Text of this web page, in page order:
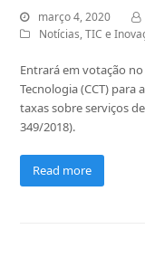
março 4, 2020
Notícias,TIC e
Entrará em votação
Tecnologia (CCT)
taxas sobre serviços
349/2018).
Read more